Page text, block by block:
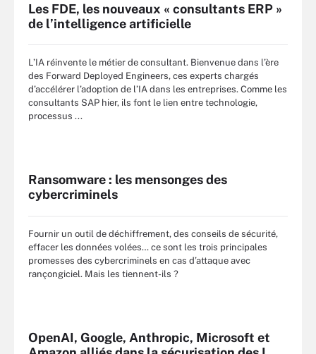
Les FDE, les nouveaux « consultants ERP »
de l’intelligence artificielle
L’IA réinvente le métier de consultant. Bienvenue dans l’ère
des Forward Deployed Engineers, ces experts chargés
d’accélérer l’adoption de l’IA dans les entreprises. Comme les
consultants SAP hier, ils font le lien entre technologie,
processus ...
Ransomware : les mensonges des
cybercriminels
Fournir un outil de déchiffrement, des conseils de sécurité,
effacer les données volées… ce sont les trois principales
promesses des cybercriminels en cas d’attaque avec
rançongiciel. Mais les tiennent-ils ?
OpenAI, Google, Anthropic, Microsoft et